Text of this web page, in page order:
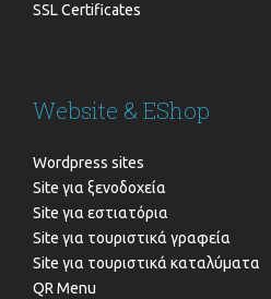
SSL Certificates
Website & EShop
Wordpress sites
Site για ξενοδοχεία
Site για εστιατόρια
Site για τουριστικά γραφεία
Site για τουριστικά καταλύματα
QR Menu